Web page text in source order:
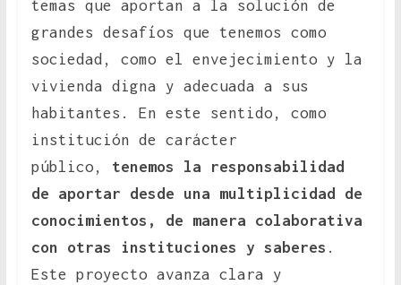
temas que aportan a la solución de
grandes desafíos que tenemos como
sociedad, como el envejecimiento y la
vivienda digna y adecuada a sus
habitantes. En este sentido, como
institución de carácter
público, tenemos la responsabilidad
de aportar desde una multiplicidad de
conocimientos, de manera colaborativa
con otras instituciones y saberes .
Este proyecto avanza clara y